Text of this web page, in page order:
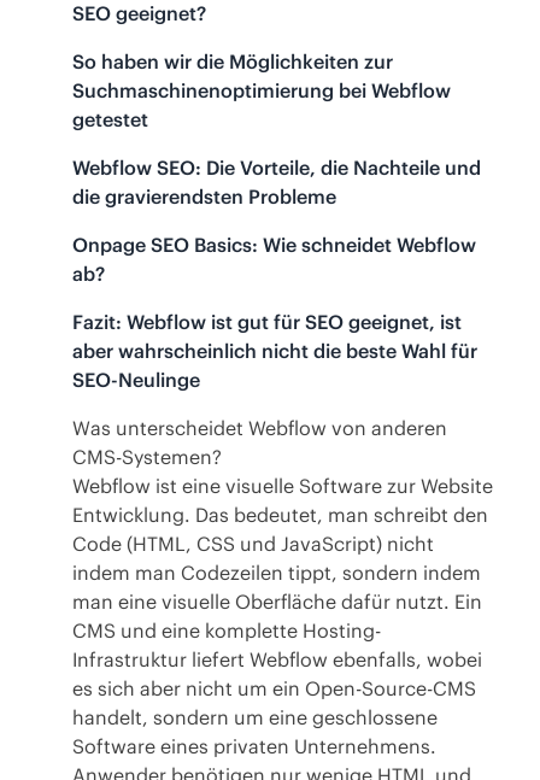
SEO geeignet?
So haben wir die Möglichkeiten zur
Suchmaschinenoptimierung bei Webflow
getestet
Webflow SEO: Die Vorteile, die Nachteile und
die gravierendsten Probleme
Onpage SEO Basics: Wie schneidet Webflow
ab?
Fazit: Webflow ist gut für SEO geeignet, ist
aber wahrscheinlich nicht die beste Wahl für
SEO-Neulinge
Was unterscheidet Webflow von anderen
CMS-Systemen?
Webflow ist eine visuelle Software zur Website
Entwicklung. Das bedeutet, man schreibt den
Code (HTML, CSS und JavaScript) nicht
indem man Codezeilen tippt, sondern indem
man eine visuelle Oberfläche dafür nutzt. Ein
CMS und eine komplette Hosting-
Infrastruktur liefert Webflow ebenfalls, wobei
es sich aber nicht um ein Open-Source-CMS
handelt, sondern um eine geschlossene
Software eines privaten Unternehmens.